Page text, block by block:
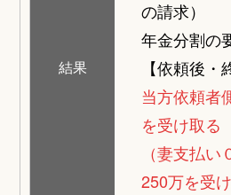
結果
の請求）
年金分割の
【依頼後・
当方依頼者
を受け取る
（妻支払い
250万を受け